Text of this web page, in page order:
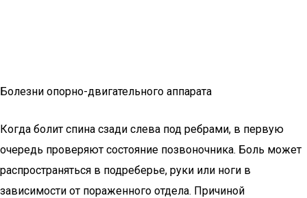
Болезни опорно-двигательного аппарата
Когда болит спина сзади слева под ребрами, в первую
очередь проверяют состояние позвоночника. Боль может
распространяться в подреберье, руки или ноги в
зависимости от пораженного отдела. Причиной